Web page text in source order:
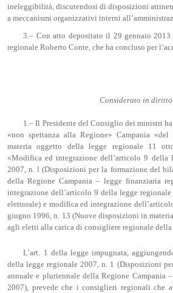
ineleggibilità, discutendosi di disposizioni
a meccanismi organizzativi interni
3.– Con atto depositato il 29 gennaio
regionale Roberto Conte, che ha concluso per
Considerato in diritto
1.– Il Presidente del Consiglio dei ministri
«non spettanza alla Regione» Campania
materia oggetto della legge regionale 11
«Modifica ed integrazione dell’articolo 9 della
2007, n. l (Disposizioni per la formazione del
della Regione Campania – legge finanziaria
integrazione dell’articolo 9 della legge
elettorale) e modifica ed integrazione
giugno 1996, n. 13 (Nuove disposizioni in
agli eletti alla carica di consigliere regionale della
L’art. 1 della legge impugnata,
della legge regionale 2007, n. 1 (Disposizioni
annuale e pluriennale della Regione Campania
2007), prevede che i consiglieri regionali che